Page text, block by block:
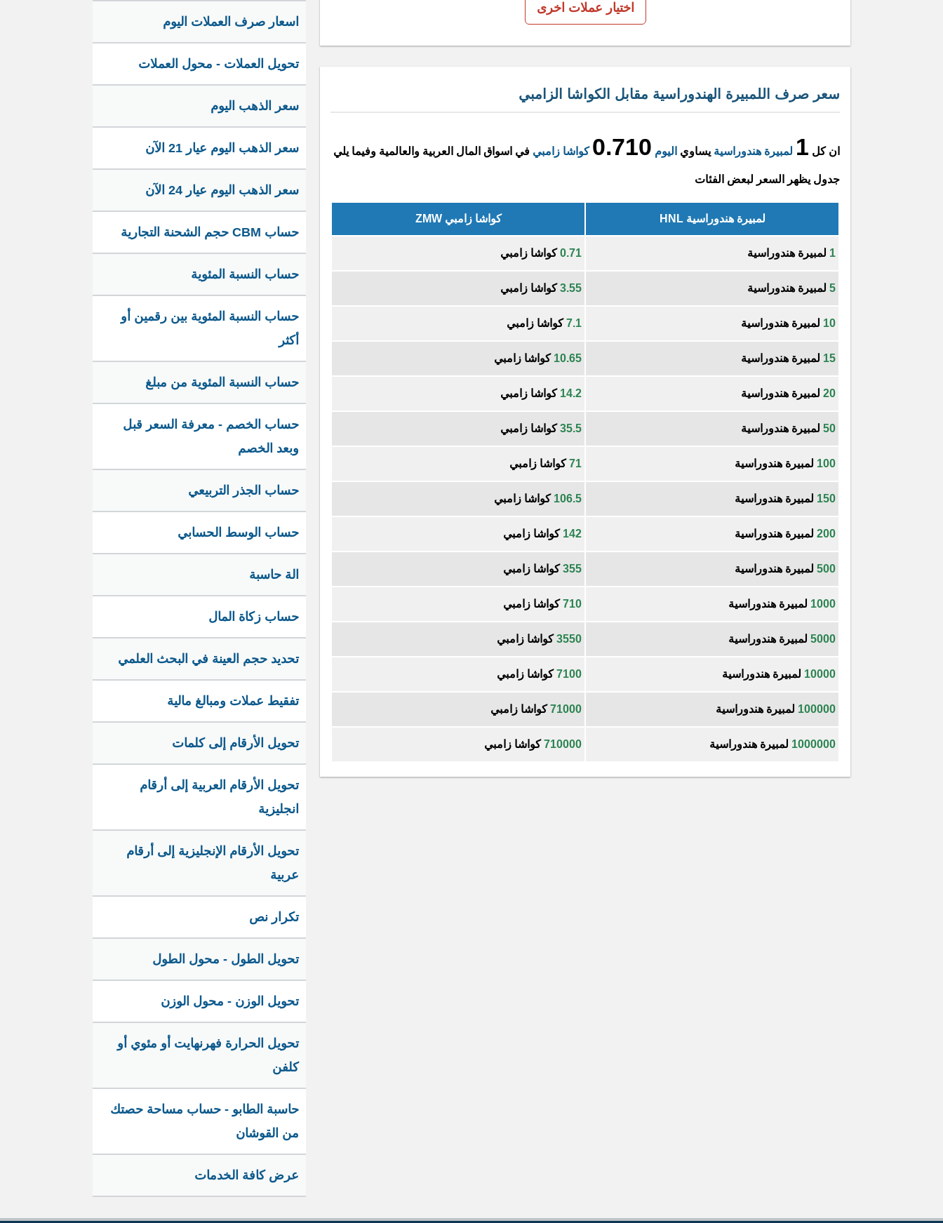
اختيار عملات اخرى
سعر صرف اللمبيرة الهندوراسية مقابل الكواشا الزامبي
ان كل 1 لمبيرة هندوراسية يساوي اليوم 0.710 كواشا زامبي في اسواق المال العربية والعالمية وفيما يلي
جدول يظهر السعر لبعض الفئات
لمبيرة هندوراسية HNL كواشا زامبي ZMW
1 لمبيرة هندوراسية 0.71كواشا زامبي
5 لمبيرة هندوراسية 3.55كواشا زامبي
10 لمبيرة هندوراسية 7.1كواشا زامبي
15 لمبيرة هندوراسية 10.65 كواشا زامبي
20 لمبيرة هندوراسية 14.2 كواشا زامبي
50 لمبيرة هندوراسية 35.5كواشا زامبي
100 لمبيرة هندوراسية 71كواشا زامبي
150 لمبيرة هندوراسية 106.5 كواشا زامبي
200 لمبيرة هندوراسية 142 كواشا زامبي
500 لمبيرة هندوراسية 355كواشا زامبي
1000 لمبيرة هندوراسية 710كواشا زامبي
5000 لمبيرة هندوراسية 3550كواشا زامبي
10000 لمبيرة هندوراسية 7100كواشا زامبي
100000 لمبيرة هندوراسية 71000كواشا زامبي
1000000 لمبيرة هندوراسية 710000كواشا زامبي
اسعار صرف العملات اليوم
تحويل العملات - محول العملات
سعر الذهب اليوم
سعر الذهب اليوم عيار 21 الآن
سعر الذهب اليوم عيار 24 الآن
حساب CBM حجم الشحنة التجارية
حساب النسبة المئوية
حساب النسبة المئوية بين رقمين أو
أكثر
حساب النسبة المئوية من مبلغ
حساب الخصم - معرفة السعر قبل
وبعد الخصم
حساب الجذر التربيعي
حساب الوسط الحسابي
الة حاسبة
حساب زكاة المال
تحديد حجم العينة في البحث العلمي
تفقيط عملات ومبالغ مالية
تحويل الأرقام إلى كلمات
تحويل الأرقام العربية إلى أرقام
انجليزية
تحويل الأرقام الإنجليزية إلى أرقام
عربية
تكرار نص
تحويل الطول - محول الطول
تحويل الوزن - محول الوزن
تحويل الحرارة فهرنهايت أو مئوي أو
كلفن
حاسبة الطابو - حساب مساحة حصتك
من القوشان
عرض كافة الخدمات